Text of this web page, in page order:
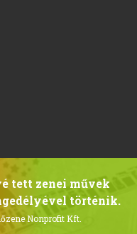
tett zenei művek
történik.
Nonprofit Kft.